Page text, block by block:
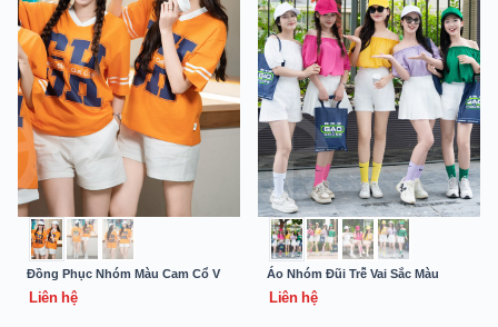
Đồng Phục Nhóm Màu Cam Cổ V
Liên hệ
Áo Nhóm Đũi Trễ Vai Sắc Màu
Liên hệ